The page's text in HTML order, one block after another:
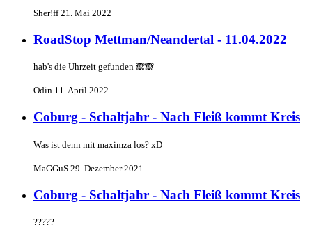
Sher!ff21. Mai 2022
RoadStop Mettman/Neandertal - 11.04.2022
hab's die Uhrzeit gefunden 🙈🙈
Odin 11. April 2022
Coburg - Schaltjahr - Nach Fleiß kommt Kreis
Was ist denn mit maximza los? xD
MaGGuS 29. Dezember 2021
Coburg - Schaltjahr - Nach Fleiß kommt Kreis
?????